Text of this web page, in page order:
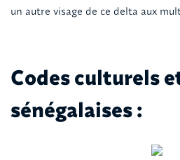
un autre visage de ce delta aux
Codes culturels
sénégalaises :